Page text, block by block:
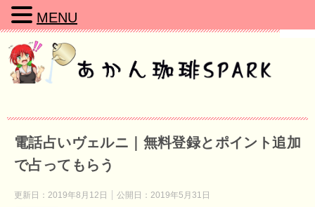
電話占いヴェルニ｜無料登録とポイント追加
で占ってもらう
更新日： 2019年8月12日 公開日： 2019年5月31日
MENU